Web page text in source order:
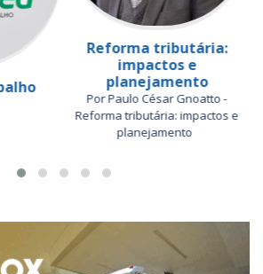
Reforma tributária:
impactos e
planejamento
Por Paulo César Gnoatto -
Reforma tributária: impactos e
planejamento